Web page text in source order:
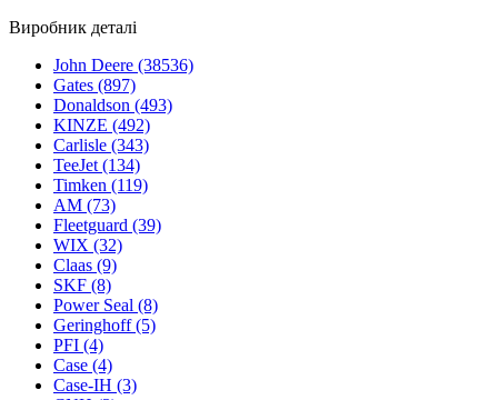
Виробник деталі
John Deere (38536)
Gates (897)
Donaldson (493)
KINZE (492)
Carlisle (343)
TeeJet (134)
Timken (119)
AM (73)
Fleetguard (39)
WIX (32)
Claas (9)
SKF (8)
Power Seal (8)
Geringhoff (5)
PFI (4)
Case (4)
Case-IH (3)